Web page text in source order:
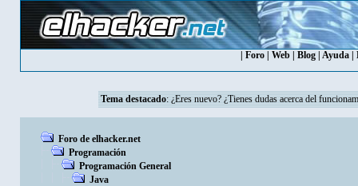
Foro Web Blog Ayuda
Tema destacado: ¿Eres nuevo? ¿Tienes dudas acerca del
Foro de elhacker.net
Programación
Programación General
Java